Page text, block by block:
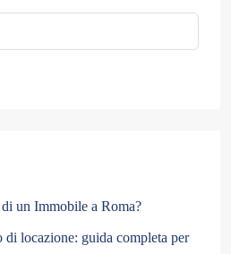
un Immobile a Roma?
locazione: guida completa per